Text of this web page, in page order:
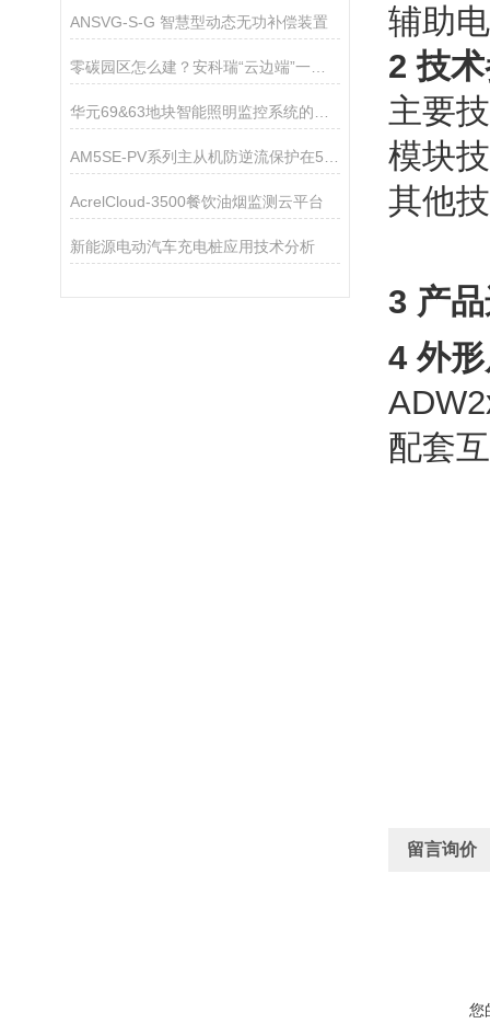
ANSVG-S-G 智慧型动态无功补偿装置
AcrelCloud-3500餐饮油烟监测云平台
新能源电动汽车充电桩应用技术分析
辅助
2 技
主要
模块
其他
3 产
4 外
配套
留言询价
您